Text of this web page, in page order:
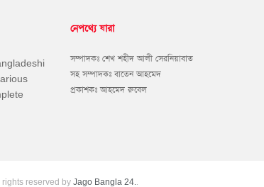
নেপথ্যে যারা
সম্পাদকঃ শেখ শহীদ আলী সেরনিয়াবাত
সহ সম্পাদকঃ বাতেন আহমেদ
প্রকাশকঃ আহমেদ রুবেল
rights reserved by Jago Bangla 24..